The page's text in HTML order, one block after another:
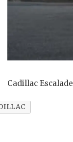
Cadillac Escalade